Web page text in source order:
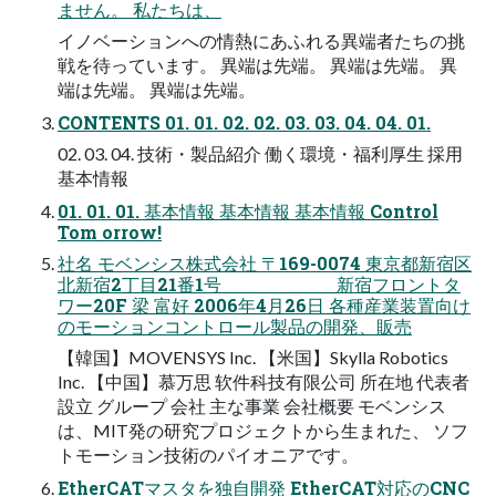
ません。 私たちは、
イノベーションへの情熱にあふれる異端者たちの挑
戦を待っています。 異端は先端。 異端は先端。 異
端は先端。 異端は先端。
CONTENTS 01. 01. 02. 02. 03. 03. 04. 04. 01.
02. 03. 04. 技術・製品紹介 働く環境・福利厚生 採用
基本情報
01. 01. 01. 基本情報 基本情報 基本情報 Control
Tom orrow!
社名 モベンシス株式会社 〒169-0074 東京都新宿区
北新宿2丁目21番1号 新宿フロントタ
ワー20F 梁 富好 2006年4月26日 各種産業装置向け
のモーションコントロール製品の開発、販売
【韓国】MOVENSYS Inc. 【米国】Skylla Robotics
Inc. 【中国】慕万思 软件科技有限公司 所在地 代表者
設立 グループ 会社 主な事業 会社概要 モベンシス
は、MIT発の研究プロジェクトから生まれた、 ソフ
トモーション技術のパイオニアです。
EtherCATマスタを独自開発 EtherCAT対応のCNC